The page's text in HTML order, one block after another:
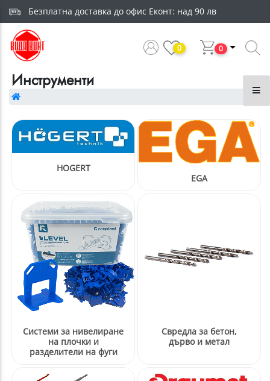
Безплатна доставка до офис Еконт: над 90 лв
0 0
и порти
за кабел
, шила за бетон,дърво и
Инструменти
HOGERT
EGA
Системи за нивелиране
на плочки и
разделители на фуги
Свредла за бетон,
дърво и метал